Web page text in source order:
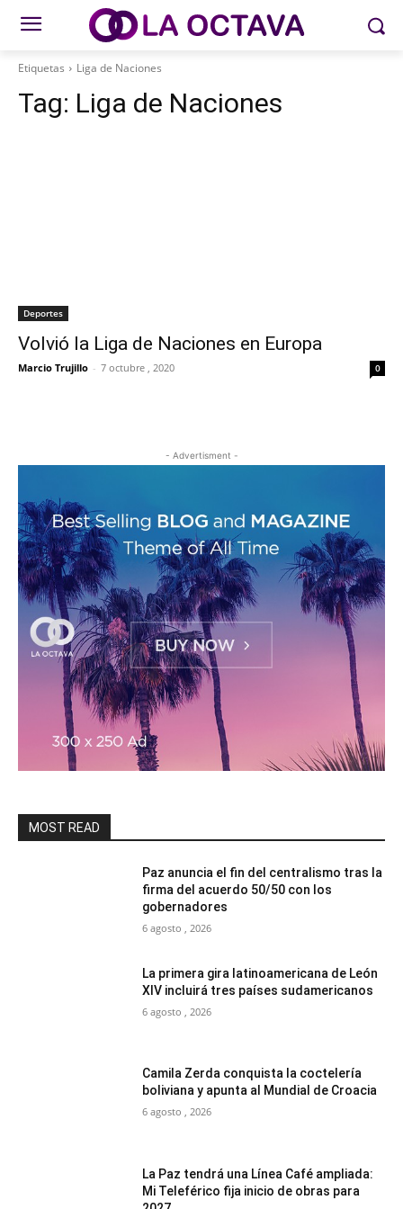
Etiquetas Liga de Naciones
Tag: Liga de Naciones
Deportes
Volvió la Liga de Naciones en Europa
Marcio Trujillo - 7 octubre , 2020 0
- Advertisment -
MOST READ
Paz anuncia el fin del centralismo tras la
firma del acuerdo 50/50 con los
gobernadores
6 agosto , 2026
La primera gira latinoamericana de León
XIV incluirá tres países sudamericanos
6 agosto , 2026
Camila Zerda conquista la coctelería
boliviana y apunta al Mundial de Croacia
6 agosto , 2026
La Paz tendrá una Línea Café ampliada:
Mi Teleférico fija inicio de obras para